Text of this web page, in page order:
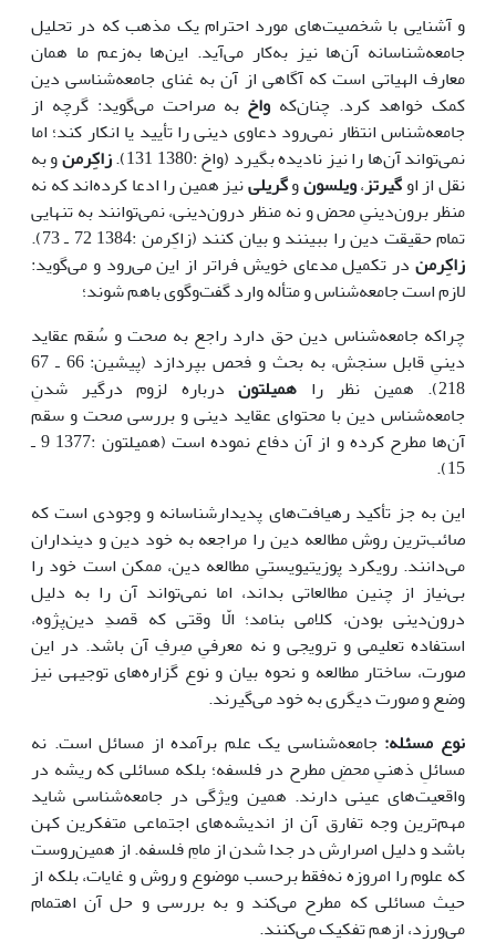
و آشنایی با شخصیت‌های مورد احترام یک مذهب که در تحلیل
جامعه‌شناسانه آن‌ها نیز به‌کار می‌آید. این‌ها به‌زعم ما همان
معارف الهیاتی است که آگاهی از آن به غنای جامعه‌شناسی دین
کمک خواهد کرد. چنان‌که واخ به صراحت می‌گوید: گرچه از
جامعه‌شناس انتظار نمی‌رود دعاوی دینی را تأیید یا انکار کند؛ اما
نمی‌تواند آن‌ها را نیز نادیده بگیرد (واخ :1380 131).
زاکِرمنو به
نقل از اوگیرتز،ویلسونوگریلینیز همین را ادعا کرده‌اند که نه
منظر برون‌دینیِ محض و نه منظر درون‌دینی، نمی‌توانند به تنهایی
تمام حقیقت دین را ببینند و بیان کنند (زاکِرمن :1384 72 ـ 73).
زاکِرمن در تکمیل مدعای خویش فراتر از این می‌رود و می‌گوید:
لازم است جامعه‌شناس و متأله وارد گفت‌وگوی باهم شوند؛
چراکه جامعه‌شناس دین حق دارد راجع به صحت و سُقم عقاید
دینیِ قابل سنجش، به بحث و فحص بپردازد (پیشین: 66 ـ 67
218). همین نظر را
همیلتون درباره لزوم درگیر شدنِ
جامعه‌شناس دین با محتوای عقاید دینی و بررسی صحت و سقم
آن‌ها مطرح کرده و از آن دفاع نموده است (همیلتون :1377 9 ـ
15).
این به جز تأکید رهیافت‌های پدیدارشناسانه و وجودی است که
صائب‌ترین روش مطالعه دین را مراجعه به خود دین و دینداران
می‌دانند. رویکرد پوزیتیویستیِ مطالعه دین، ممکن است خود را
بی‌نیاز از چنین مطالعاتی بداند، اما نمی‌تواند آن را به دلیل
درون‌دینی بودن، کلامی بنامد؛ الّا وقتی که قصدِ دین‌پژوه،
استفاده تعلیمی و ترویجی و نه معرفیِ صِرفِ آن باشد. در این
صورت، ساختار مطالعه و نحوه بیان و نوع گزاره‌های توجیهی نیز
وضع و صورت دیگری به خود می‌گیرند.
نوع مسئله: جامعه‌شناسی یک علم برآمده از مسائل است. نه
مسائلِ ذهنیِ محضِ مطرح در فلسفه؛ بلکه مسائلی که ریشه در
واقعیت‌های عینی دارند. همین ویژگی در جامعه‌شناسی شاید
مهم‌ترین وجه تفارق آن از اندیشه‌های اجتماعی متفکرین کهن
باشد و دلیل اصرارش در جدا شدن از مامِ فلسفه. از همین‌روست
که علوم را امروزه نه‌فقط برحسب موضوع و روش و غایات، بلکه از
حیث مسائلی که مطرح می‌کند و به بررسی و حل آن اهتمام
می‌ورزد، ازهم تفکیک می‌کنند.